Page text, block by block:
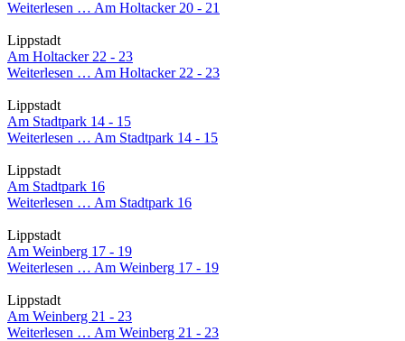
Weiterlesen … Am Holtacker 20 - 21
Lippstadt
Am Holtacker 22 - 23
Weiterlesen … Am Holtacker 22 - 23
Lippstadt
Am Stadtpark 14 - 15
Weiterlesen … Am Stadtpark 14 - 15
Lippstadt
Am Stadtpark 16
Weiterlesen … Am Stadtpark 16
Lippstadt
Am Weinberg 17 - 19
Weiterlesen … Am Weinberg 17 - 19
Lippstadt
Am Weinberg 21 - 23
Weiterlesen … Am Weinberg 21 - 23